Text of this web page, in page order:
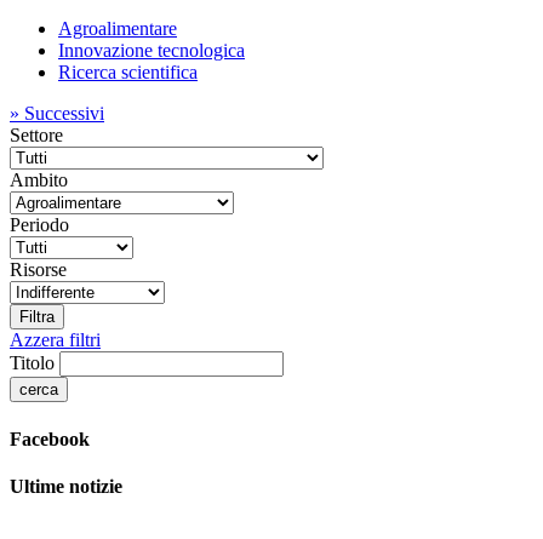
Agroalimentare
Innovazione tecnologica
Ricerca scientifica
» Successivi
Settore
Ambito
Periodo
Risorse
Azzera filtri
Titolo
Facebook
Ultime notizie